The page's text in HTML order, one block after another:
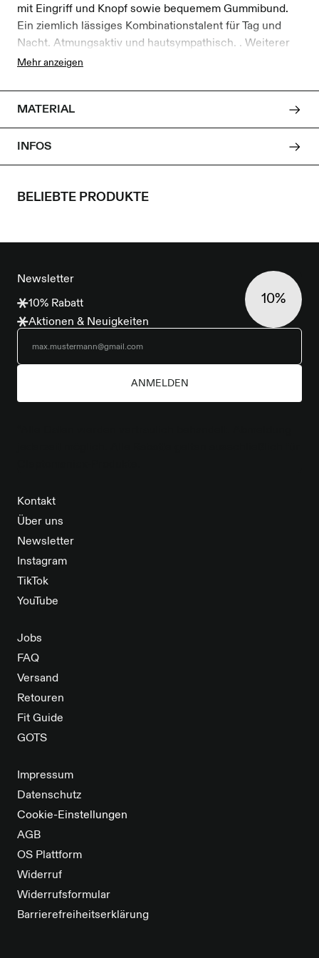
mit Eingriff und Knopf sowie bequemem Gummibund.
Ein ziemlich lässiges Kombinationstalent für Tag und
Nacht. Atmungsaktiv und hautsympathisch. . Weiterer
Beinabschluss - leichtes tragen. 100% Bio-Baumwolle
Mehr anzeigen
MATERIAL
INFOS
BELIEBTE PRODUKTE
Kontakt
Über uns
Newsletter
Instagram
TikTok
YouTube
Jobs
FAQ
Versand
Retouren
Fit Guide
GOTS
Impressum
Datenschutz
Cookie-Einstellungen
AGB
OS Plattform
Widerruf
Widerrufsformular
Barrierefreiheitserklärung
Newsletter
10% Rabatt
Aktionen & Neuigkeiten
ANMELDEN
10%